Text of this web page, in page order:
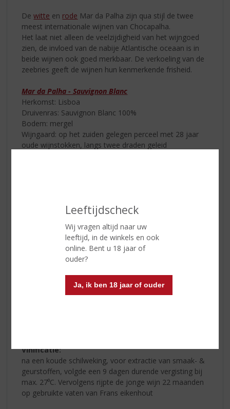
Leeftijdscheck
Wij vragen altijd naar uw
leeftijd, in de winkels en ook
online. Bent u 18 jaar of
ouder?
Ja, ik ben 18 jaar of ouder
Dewitte en rode Mar da Palha zijn qua stijl de twee
meest internationale wijnen van Chocapalha.
Het laat niet alleen de veelzijdigheid van het wijngoed
zien, de invloed van de nabije Atlantische oceaan is in
beide wijnen ook goed merkbaar. De verkoeling van de
zeebries geeft de wijnen hun kenmerkende frisheid.
Mar da Palha - Sauvignon Blanc
Herkomst: Lisboa
Druivenras: Sauvignon Blanc 100%
Bodem: mergel
Wijngaard: op het zuiden gelegen perceel met 28 jaar
oude wijnstokken, langs twee draden geleid
fris en aromatisch van geur, kruidig met aroma’s van
limoen en tropisch fruit. In de mond is de wijn
evenwichtig, met een fijne frisheid en een lange afdronk
Mar da Palha - Syrah
Herkomst: Lisboa
Druivenras: Syrah 100%
Vinificatie:
na een koude schilweking, voor extractie van smaak- &
geurstoffen, volgde een 9 dagen durende vergisting bij
max. 27⁰C. Vervolgens rijpte de jonge wijn 22 maanden
op gebruikte vaten van Frans eikenhout